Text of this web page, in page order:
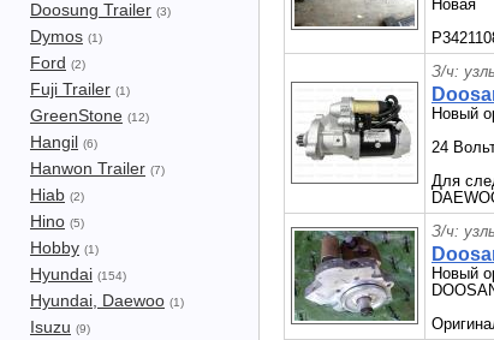
Doosung Trailer (3)
Dymos (1)
Ford (2)
Fuji Trailer (1)
GreenStone (12)
Hangil (6)
Hanwon Trailer (7)
Hiab (2)
Hino (5)
Hobby (1)
Hyundai (154)
Hyundai, Daewoo (1)
Isuzu (9)
Новая
З/ч:
Новый
24
Для
З/ч:
Новый